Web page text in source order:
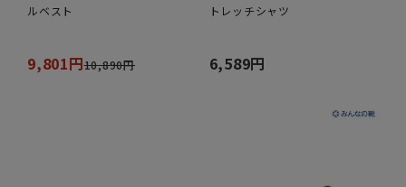
ルベスト
9,801円10,890円
トレッチシャツ
6,589円